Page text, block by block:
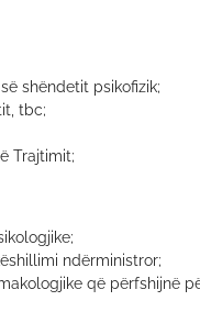
shëndetit psikofizik;
tbc;
Trajtimit;
ndërministror;
që përfshijnë